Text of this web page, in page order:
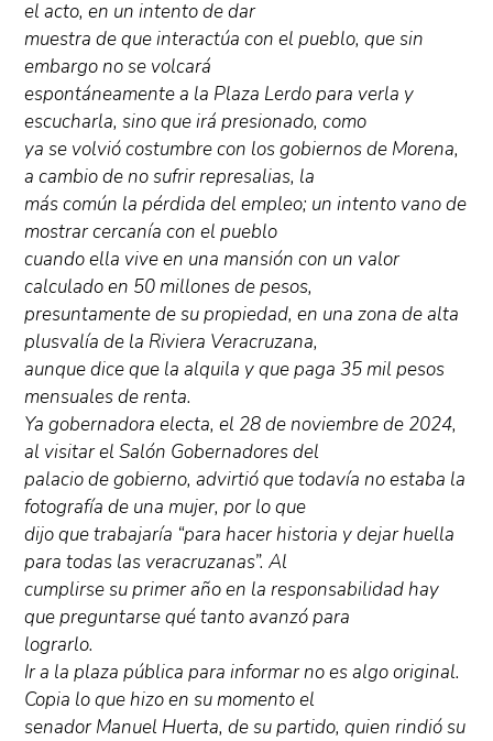
el acto, en un intento de dar
muestra de que interactúa con el pueblo, que sin
embargo no se volcará
espontáneamente a la Plaza Lerdo para verla y
escucharla, sino que irá presionado, como
ya se volvió costumbre con los gobiernos de Morena,
a cambio de no sufrir represalias, la
más común la pérdida del empleo; un intento vano de
mostrar cercanía con el pueblo
cuando ella vive en una mansión con un valor
calculado en 50 millones de pesos,
presuntamente de su propiedad, en una zona de alta
plusvalía de la Riviera Veracruzana,
aunque dice que la alquila y que paga 35 mil pesos
mensuales de renta.
Ya gobernadora electa, el 28 de noviembre de 2024,
al visitar el Salón Gobernadores del
palacio de gobierno, advirtió que todavía no estaba la
fotografía de una mujer, por lo que
dijo que trabajaría “para hacer historia y dejar huella
para todas las veracruzanas”. Al
cumplirse su primer año en la responsabilidad hay
que preguntarse qué tanto avanzó para
lograrlo.
Ir a la plaza pública para informar no es algo original.
Copia lo que hizo en su momento el
senador Manuel Huerta, de su partido, quien rindió su